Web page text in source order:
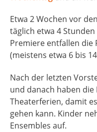
Etwa 2 Wochen vor
täglich etwa 4
Premiere entfallen die
(meistens etwa 6 bis
Nach der letzten
und danach haben
Theaterferien, damit
gehen kann. Kinder
Ensembles auf.